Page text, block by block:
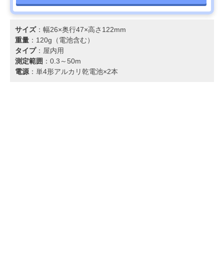
サイズ：幅26×奥行47×高さ122mm
重量 ：120g（電池含む）
タイプ：屋内用
測定範囲 ：0.3～50m
電源：単4形アルカリ乾電池×2本